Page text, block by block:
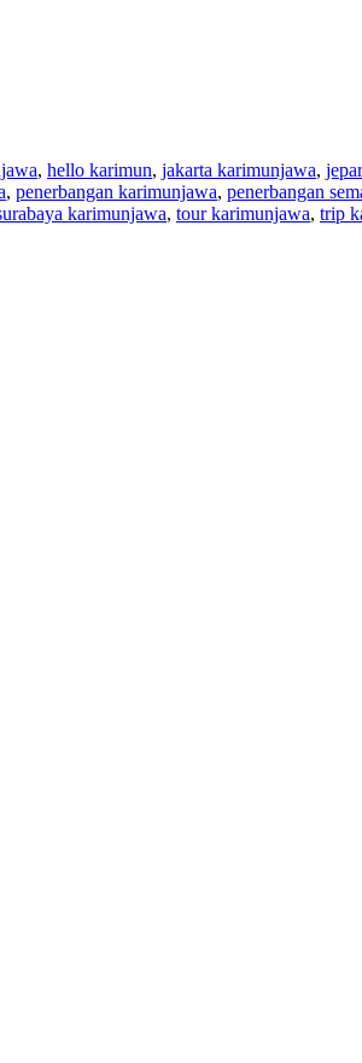
, hello karimun, jakarta karimunjawa,
, penerbangan karimunjawa, penerbangan
karimunjawa, tour karimunjawa, trip